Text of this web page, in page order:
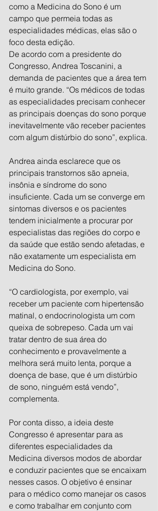
como a Medicina do Sono é um
campo que permeia todas as
especialidades médicas, elas são o
foco desta edição.
De acordo com a presidente do
Congresso, Andrea Toscanini, a
demanda de pacientes que a área tem
é muito grande. “Os médicos de todas
as especialidades precisam conhecer
as principais doenças do sono porque
inevitavelmente vão receber pacientes
com algum distúrbio do sono”, explica.
Andrea ainda esclarece que os
principais transtornos são apneia,
insônia e síndrome do sono
insuficiente. Cada um se converge em
sintomas diversos e os pacientes
tendem inicialmente a procurar por
especialistas das regiões do corpo e
da saúde que estão sendo afetadas, e
não exatamente um especialista em
Medicina do Sono.
“O cardiologista, por exemplo, vai
receber um paciente com hipertensão
matinal, o endocrinologista um com
queixa de sobrepeso. Cada um vai
tratar dentro de sua área do
conhecimento e provavelmente a
melhora será muito lenta, porque a
doença de base, que é um distúrbio
de sono, ninguém está vendo”,
complementa.
Por conta disso, a ideia deste
Congresso é apresentar para as
diferentes especialidades da
Medicina diversos modos de abordar
e conduzir pacientes que se encaixam
nesses casos. O objetivo é ensinar
para o médico como manejar os casos
e como trabalhar em conjunto com